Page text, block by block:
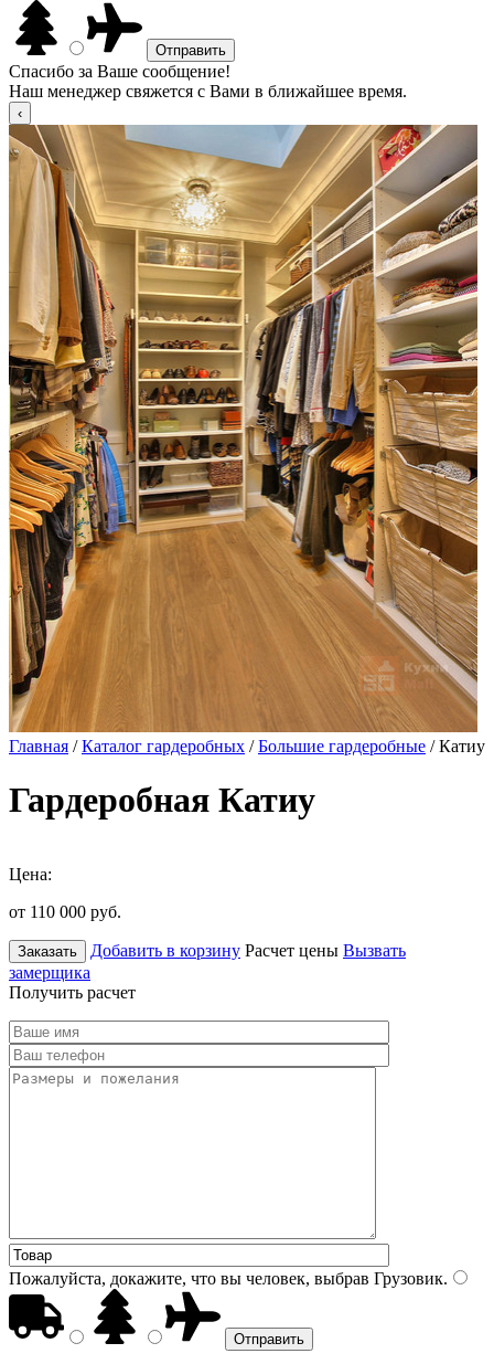
Спасибо за Ваше сообщение!
Наш менеджер свяжется с Вами в ближайшее время.
Главная /Каталог гардеробных /Большие гардеробные / Катиу
Гардеробная Катиу
Цена:
от 110 000 руб.
Заказать Добавить в корзину Расчет цены Вызвать
замерщика
Получить расчет
Пожалуйста, докажите, что вы человек, выбрав Грузовик.